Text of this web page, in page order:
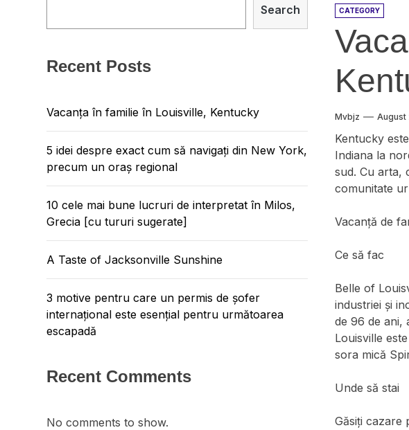
CATEGORY
Mvbjz August
Kentucky
Indiana la
sud. Cu arta,
comunitate
Vacanță de
Ce să fac
Belle of
industriei și
de 96 de ani,
Louisville
sora mică
Unde să stai
Găsiți cazare
Search
Recent Posts
Vacanța în familie în Louisville, Kentucky
5 idei despre exact cum să navigați din New York,
precum un oraș regional
10 cele mai bune lucruri de interpretat în Milos,
Grecia [cu tururi sugerate]
A Taste of Jacksonville Sunshine
3 motive pentru care un permis de șofer
internațional este esențial pentru următoarea
escapadă
Recent Comments
No comments to show.